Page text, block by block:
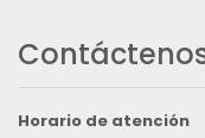
Horario de atención